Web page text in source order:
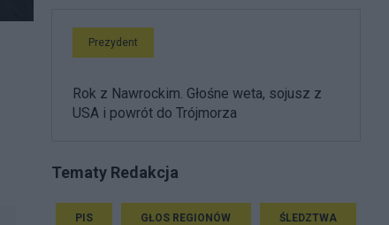
Prezydent
Rok z Nawrockim. Głośne weta, sojusz z
USA i powrót do Trójmorza
Tematy Redakcja
PIS GŁOS REGIONÓW ŚLEDZTWA